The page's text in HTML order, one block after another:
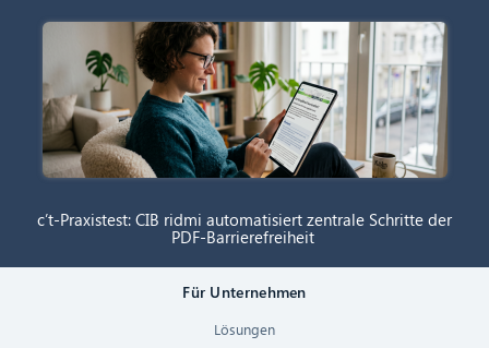
c’t-Praxistest: CIB ridmi automatisiert zentrale Schritte der
PDF-Barrierefreiheit
Für Unternehmen
Lösungen